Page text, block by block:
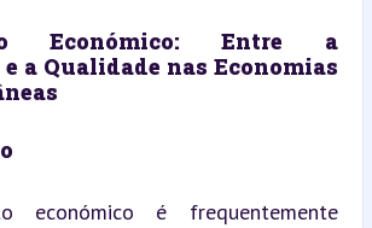
Económico: Entre a
a Qualidade nas Economias
económico é frequentemente